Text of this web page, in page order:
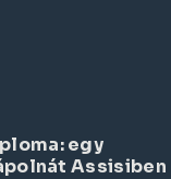
egy
Assisiben